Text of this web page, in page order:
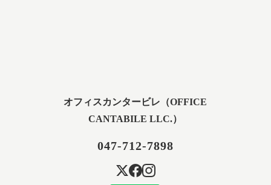
オフィスカンタービレ（OFFICE
CANTABILE LLC.）
047-712-7898